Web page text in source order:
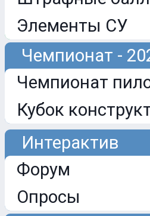
Элементы СУ
Чемпионат -
Чемпионат
Кубок
Интерактив
Форум
Опросы